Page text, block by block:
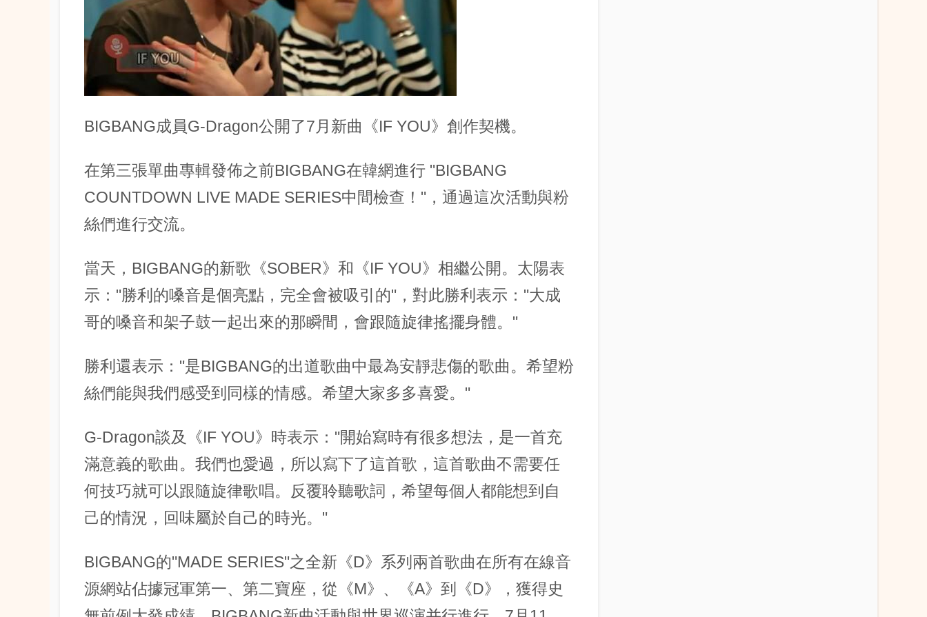
BIGBANG成員G-Dragon公開了7月新曲《IF YOU》創作契機。
在第三張單曲專輯發佈之前BIGBANG在韓網進行 "BIGBANG
COUNTDOWN LIVE MADE SERIES中間檢查！"，通過這次活動與粉
絲們進行交流。
當天，BIGBANG的新歌《SOBER》和《IF YOU》相繼公開。太陽表
示："勝利的嗓音是個亮點，完全會被吸引的"，對此勝利表示："大成
哥的嗓音和架子鼓一起出來的那瞬間，會跟隨旋律搖擺身體。"
勝利還表示："是BIGBANG的出道歌曲中最為安靜悲傷的歌曲。希望粉
絲們能與我們感受到同樣的情感。希望大家多多喜愛。"
G-Dragon談及《IF YOU》時表示："開始寫時有很多想法，是一首充
滿意義的歌曲。我們也愛過，所以寫下了這首歌，這首歌曲不需要任
何技巧就可以跟隨旋律歌唱。反覆聆聽歌詞，希望每個人都能想到自
己的情況，回味屬於自己的時光。"
BIGBANG的"MADE SERIES"之全新《D》系列兩首歌曲在所有在線音
源網站佔據冠軍第一、第二寶座，從《M》、《A》到《D》，獲得史